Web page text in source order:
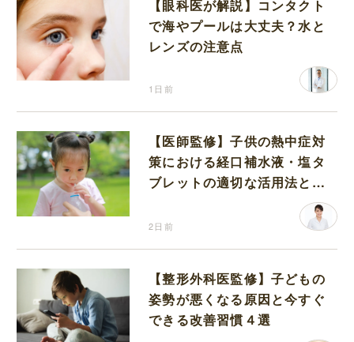
【眼科医が解説】コンタクト
で海やプールは大丈夫？水と
レンズの注意点
1日前
【医師監修】子供の熱中症対
策における経口補水液・塩タ
ブレットの適切な活用法と水
2日前
【整形外科医監修】子どもの
姿勢が悪くなる原因と今すぐ
できる改善習慣４選